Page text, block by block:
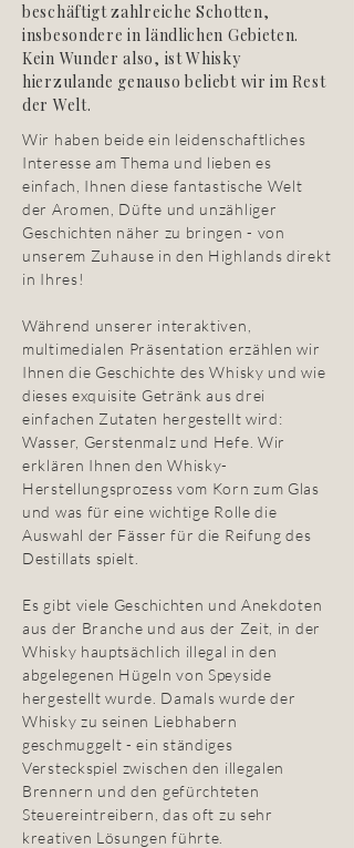
beschäftigt zahlreiche Schotten,
insbesondere in ländlichen Gebieten.
Kein Wunder also, ist Whisky
hierzulande genauso beliebt wir im Rest
der Welt.
Wir haben beide ein leidenschaftliches
Interesse am Thema und lieben es
einfach, Ihnen diese fantastische Welt
der Aromen, Düfte und unzähliger
Geschichten näher zu bringen - von
unserem Zuhause in den Highlands direkt
in Ihres!
Während unserer interaktiven,
multimedialen Präsentation erzählen wir
Ihnen die Geschichte des Whisky und wie
dieses exquisite Getränk aus drei
einfachen Zutaten hergestellt wird:
Wasser, Gerstenmalz und Hefe. Wir
erklären Ihnen den Whisky-
Herstellungsprozess vom Korn zum Glas
und was für eine wichtige Rolle die
Auswahl der Fässer für die Reifung des
Destillats spielt.
Es gibt viele Geschichten und Anekdoten
aus der Branche und aus der Zeit, in der
Whisky hauptsächlich illegal in den
abgelegenen Hügeln von Speyside
hergestellt wurde. Damals wurde der
Whisky zu seinen Liebhabern
geschmuggelt - ein ständiges
Versteckspiel zwischen den illegalen
Brennern und den gefürchteten
Steuereintreibern, das oft zu sehr
kreativen Lösungen führte.